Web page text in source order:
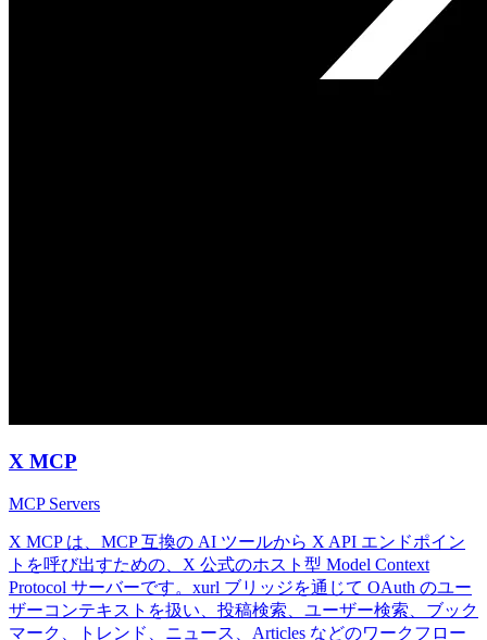
X MCP
MCP Servers
X MCP は、MCP 互換の AI ツールから X API エンドポイン
トを呼び出すための、X 公式のホスト型 Model Context
Protocol サーバーです。xurl ブリッジを通じて OAuth のユー
ザーコンテキストを扱い、投稿検索、ユーザー検索、ブック
マーク、トレンド、ニュース、Articles などのワークフロー